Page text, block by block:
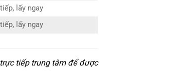
lấy ngay
lấy ngay
tiếp trung tâm để được